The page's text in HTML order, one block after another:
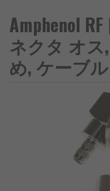
Amphenol
ネクタ オ
め, ケーブル